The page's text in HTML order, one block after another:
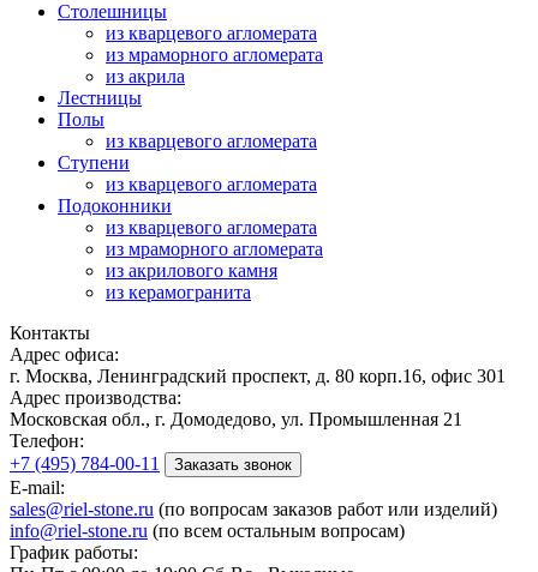
Столешницы
из кварцевого агломерата
из мраморного агломерата
из акрила
Лестницы
Полы
из кварцевого агломерата
Ступени
из кварцевого агломерата
Подоконники
из кварцевого агломерата
из мраморного агломерата
из акрилового камня
из керамогранита
Контакты
Адрес офиса:
г. Москва, Ленинградский проспект, д. 80 корп.16, офис 301
Адрес производства:
Московская обл., г. Домодедово, ул. Промышленная 21
Телефон:
+7 (495) 784-00-11
Заказать звонок
E-mail:
sales@riel-stone.ru (по вопросам заказов работ или изделий)
info@riel-stone.ru (по всем остальным вопросам)
График работы: